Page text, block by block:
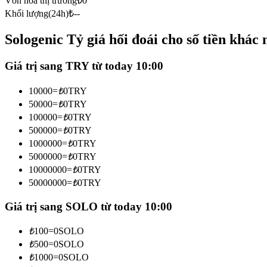
Futures sử dụng USDC làm tài sản thế chấp
Sao chép Giao dịch
Tham gia cùng các nhà giao dịch hàng đầu
Khối lượng(24h)₺--
Sologenic Tỷ giá hối đoái cho số tiền khác
Giá trị sang TRY từ today 10:00
10000=₺0TRY
50000=₺0TRY
100000=₺0TRY
500000=₺0TRY
1000000=₺0TRY
5000000=₺0TRY
10000000=₺0TRY
50000000=₺0TRY
Giá trị sang SOLO từ today 10:00
₺100=0SOLO
₺500=0SOLO
₺1000=0SOLO